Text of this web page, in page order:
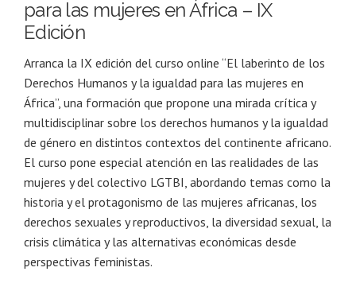
para las mujeres en África – IX
Edición
Arranca la IX edición del curso online “El laberinto de los
Derechos Humanos y la igualdad para las mujeres en
África”, una formación que propone una mirada crítica y
multidisciplinar sobre los derechos humanos y la igualdad
de género en distintos contextos del continente africano.
El curso pone especial atención en las realidades de las
mujeres y del colectivo LGTBI, abordando temas como la
historia y el protagonismo de las mujeres africanas, los
derechos sexuales y reproductivos, la diversidad sexual, la
crisis climática y las alternativas económicas desde
perspectivas feministas.